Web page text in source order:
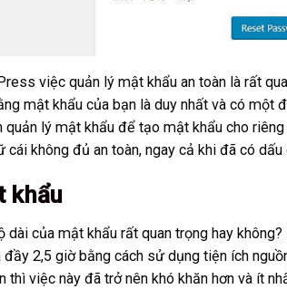
việc quản lý mật khẩu an toàn là rất
mật khẩu của bạn là duy nhất và có một
quản lý mật khẩu để tạo mật khẩu cho
cái không đủ an toàn, ngay cả khi đã có dấu
khẩu
dài của mật khẩu rất quan trọng hay
đầy 2,5 giờ bằng cách sử dụng tiện ích
thì việc này đã trở nên khó khăn hơn và ít